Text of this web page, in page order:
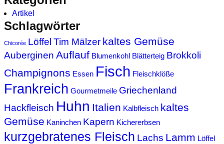
Artikel
Schlagwörter
Chicorée Löffel Tim Mälzer kaltes Gemüse
Auberginen Auflauf Blumenkohl Blätterteig Brokkoli
Champignons Essen Fisch Fleischklöße
Frankreich Gourmetmeile Griechenland
Hackfleisch Huhn Italien Kalbfleisch kaltes
Gemüse Kaninchen Kapern Kichererbsen
kurzgebratenes Fleisch Lachs Lamm Löffel